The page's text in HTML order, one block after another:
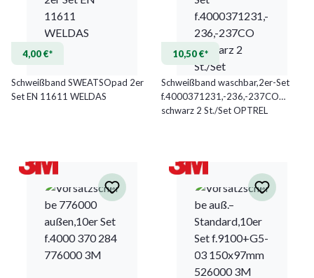
4,00 €*
Schweißband SWEATSOpad 2er
Set EN 11611 WELDAS
10,50 €*
Schweißband waschbar,2er-Set
f.4000371231,-236,-237CO
schwarz 2 St./Set OPTREL